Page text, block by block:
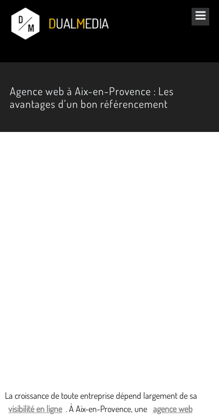
Agence web à Aix-en-Provence : Les
avantages d’un bon référencement
La croissance de toute entreprise dépend largement de sa
visibilité en ligne . À Aix-en-Provence, une agence web